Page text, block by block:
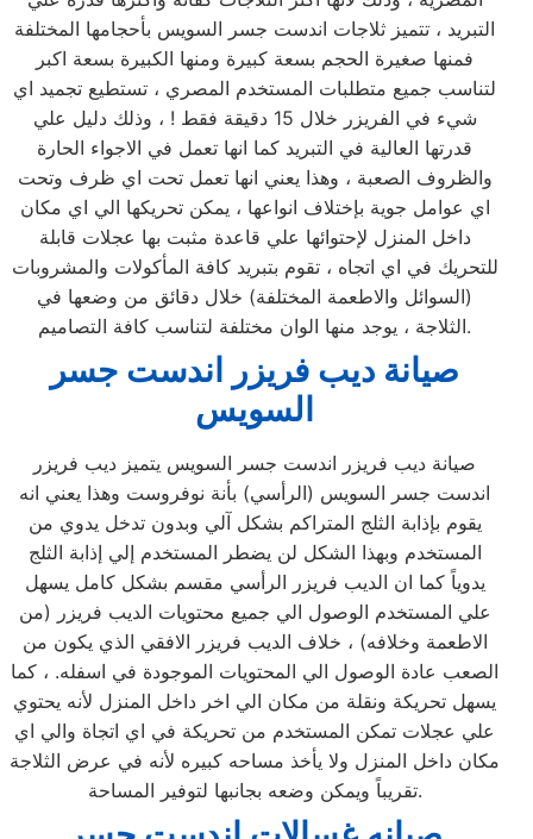
التبريد ، تتميز ثلاجات اندست جسر السويس بأحجامها المختلفة
فمنها صغيرة الحجم بسعة كبيرة ومنها الكبيرة بسعة اكبر
لتناسب جميع متطلبات المستخدم المصري ، تستطيع تجميد اي
شيء في الفريزر خلال 15 دقيقة فقط ! ، وذلك دليل علي
قدرتها العالية في التبريد كما انها تعمل في الاجواء الحارة
والظروف الصعبة ، وهذا يعني انها تعمل تحت اي ظرف وتحت
اي عوامل جوية بإختلاف انواعها ، يمكن تحريكها الي اي مكان
داخل المنزل لإحتوائها علي قاعدة مثبت بها عجلات قابلة
للتحريك في اي اتجاه ، تقوم بتبريد كافة المأكولات والمشروبات
(السوائل والاطعمة المختلفة) خلال دقائق من وضعها في
الثلاجة ، يوجد منها الوان مختلفة لتناسب كافة التصاميم.
صيانة ديب فريزر اندست جسر
السويس
صيانة ديب فريزر اندست جسر السويس يتميز ديب فريزر
اندست جسر السويس (الرأسي) بأنة نوفروست وهذا يعني انه
يقوم بإذابة الثلج المتراكم بشكل آلي وبدون تدخل يدوي من
المستخدم وبهذا الشكل لن يضطر المستخدم إلي إذابة الثلج
يدوياً كما ان الديب فريزر الرأسي مقسم بشكل كامل يسهل
علي المستخدم الوصول الي جميع محتويات الديب فريزر (من
الاطعمة وخلافه) ، خلاف الديب فريزر الافقي الذي يكون من
الصعب عادة الوصول الي المحتويات الموجودة في اسفله. ، كما
يسهل تحريكة ونقلة من مكان الي اخر داخل المنزل لأنه يحتوي
علي عجلات تمكن المستخدم من تحريكة في اي اتجاة والي اي
مكان داخل المنزل ولا يأخذ مساحه كبيره لأنه في عرض الثلاجة
تقريباً ويمكن وضعه بجانبها لتوفير المساحة.